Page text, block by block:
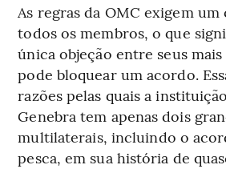
As regras da OMC exigem um
todos os membros, o que
única objeção entre seus mais
pode bloquear um acordo.
razões pelas quais a
Genebra tem apenas dois
multilaterais, incluindo o
pesca, em sua história de